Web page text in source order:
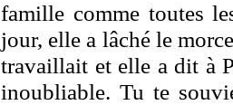
famille comme toutes
jour, elle a lâché le
travaillait et elle a dit à
inoubliable. Tu te